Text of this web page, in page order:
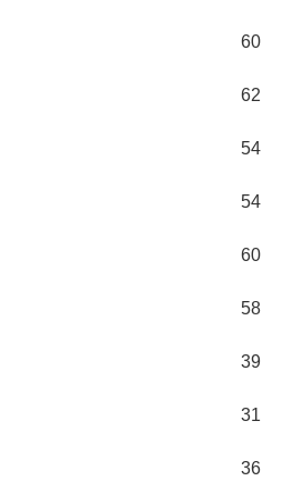
60
62
54
54
60
58
39
31
36